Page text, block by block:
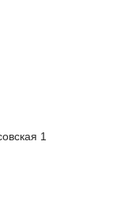
1